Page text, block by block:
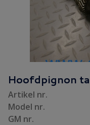
Hoofdpignon
Artikel nr.
Model nr.
GM nr.